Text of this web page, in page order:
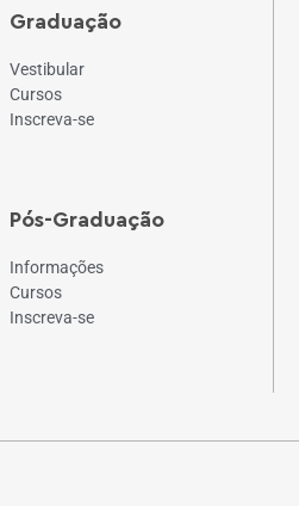
Graduação
Vestibular
Cursos
Inscreva-se
Pós-Graduação
Informações
Cursos
Inscreva-se